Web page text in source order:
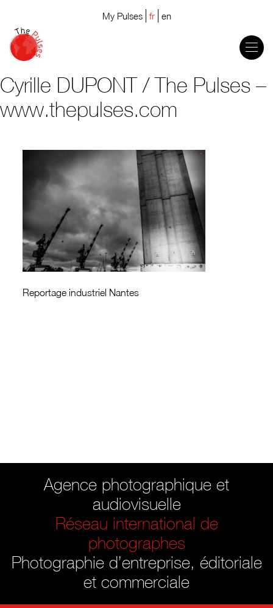
My Pulses fr en
Cyrille DUPONT / The Pulses –
www.thepulses.com
Reportage industriel Nantes
Agence photographique et
audiovisuelle
Réseau international de
photographes
Photographie d’entreprise, éditoriale
et commerciale